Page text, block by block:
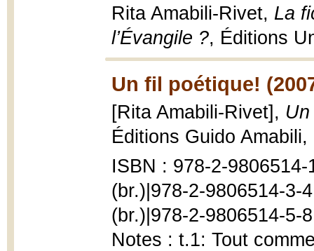
Rita Amabili-Rivet, La
l’Évangile ?, Éditions
Un fil poétique!
[Rita Amabili-Rivet],
Éditions Guido
ISBN : 978-2-
(br.)|978-2-9806514-3-
(br.)|978-2-9806514-5-
Notes : t.1: Tout